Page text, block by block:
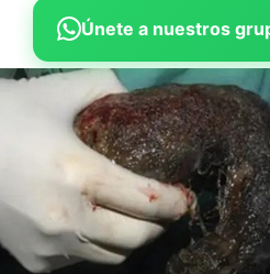
Únete a nuestros